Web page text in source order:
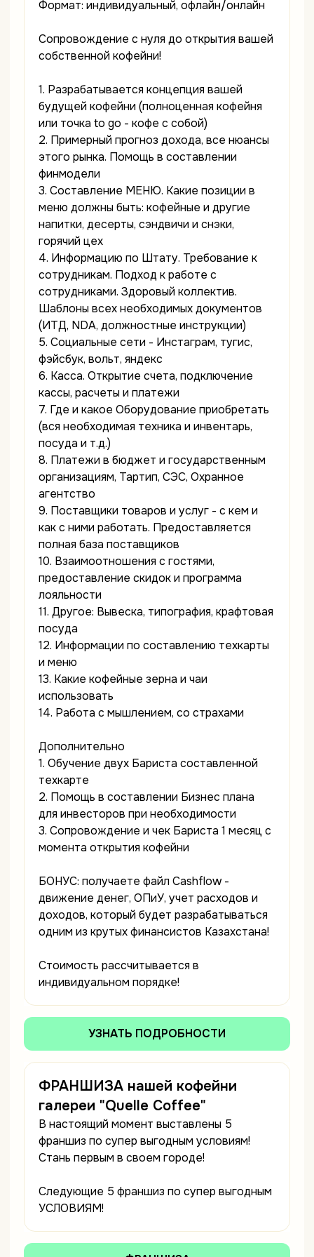
Формат: индивидуальный, офлайн/онлайн
Сопровождение с нуля до открытия вашей
собственной кофейни!
1. Разрабатывается концепция вашей
будущей кофейни (полноценная кофейня
или точка to go - кофе с собой)
2. Примерный прогноз дохода, все нюансы
этого рынка. Помощь в составлении
финмодели
3. Составление МЕНЮ. Какие позиции в
меню должны быть: кофейные и другие
напитки, десерты, сэндвичи и снэки,
горячий цех
4. Информацию по Штату. Требование к
сотрудникам. Подход к работе с
сотрудниками. Здоровый коллектив.
Шаблоны всех необходимых документов
(ИТД, NDA, должностные инструкции)
5. Социальные сети - Инстаграм, тугис,
фэйсбук, вольт, яндекс
6. Касса. Открытие счета, подключение
кассы, расчеты и платежи
7. Где и какое Оборудование приобретать
(вся необходимая техника и инвентарь,
посуда и т.д.)
8. Платежи в бюджет и государственным
организациям, Тартип, СЭС, Охранное
агентство
9. Поставщики товаров и услуг - с кем и
как с ними работать. Предоставляется
полная база поставщиков
10. Взаимоотношения с гостями,
предоставление скидок и программа
лояльности
11. Другое: Вывеска, типография, крафтовая
посуда
12. Информации по составлению техкарты
и меню
13. Какие кофейные зерна и чаи
использовать
14. Работа с мышлением, со страхами
Дополнительно
1. Обучение двух Бариста составленной
техкарте
2. Помощь в составлении Бизнес плана
для инвесторов при необходимости
3. Сопровождение и чек Бариста 1 месяц с
момента открытия кофейни
БОНУС: получаете файл Cashflow -
движение денег, ОПиУ, учет расходов и
доходов, который будет разрабатываться
одним из крутых финансистов Казахстана!
Стоимость рассчитывается в
индивидуальном порядке!
УЗНАТЬ ПОДРОБНОСТИ
ФРАНШИЗА нашей кофейни
галереи "Quelle Coffee"
В настоящий момент выставлены 5
франшиз по супер выгодным условиям!
Стань первым в своем городе!
Следующие 5 франшиз по супер выгодным
УСЛОВИЯМ!